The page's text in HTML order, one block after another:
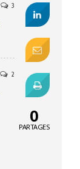
3
2
0
PARTAGES